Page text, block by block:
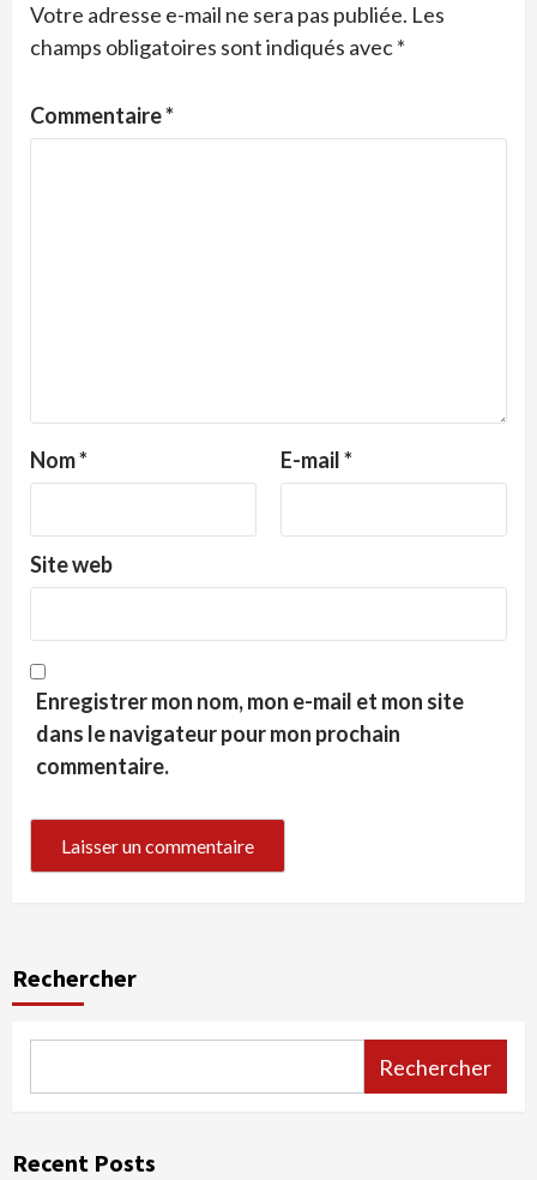
Votre adresse e-mail ne sera pas publiée. Les
champs obligatoires sont indiqués avec*
Commentaire*
Nom* E-mail*
Site web
Enregistrer mon nom, mon e-mail et mon site
dans le navigateur pour mon prochain
commentaire.
Rechercher
Rechercher
Recent Posts